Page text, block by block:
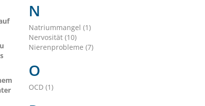
N
Natriummangel (1)
Nervosität (10)
Nierenprobleme (7)
O
OCD (1)